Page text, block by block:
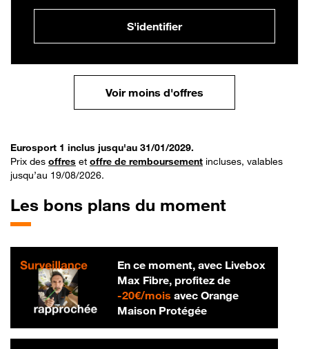
S'identifier
Voir moins d'offres
Eurosport 1 inclus jusqu'au 31/01/2029.
Prix des offres et offre de remboursement incluses, valables
jusqu’au 19/08/2026.
Les bons plans du moment
En ce moment, avec Livebox
Max Fibre, profitez de
-20€/mois20 € par mois
avec Orange
Maison Protégée